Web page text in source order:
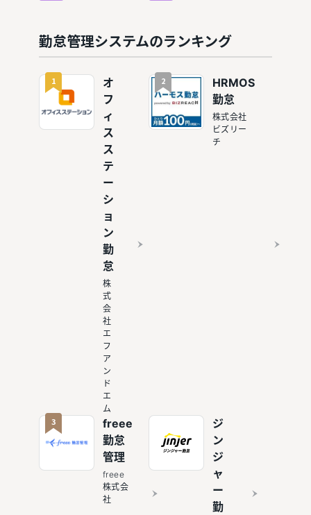
め5選！
エクセル
で勤怠管
理するリ
スクも解
説
すすめ8
選
勤怠管理システムのランキング
1
オ
フ
ィ
ス
ス
テ
ー
シ
ョ
ン
勤
怠
株
式
会
社
エ
フ
ア
ン
ド
エ
ム
2
HRMOS
勤怠
株式会社
ビズリー
チ
3
freee
勤怠
管理
freee
株式会
社
ジ
ン
ジ
ャ
ー
勤